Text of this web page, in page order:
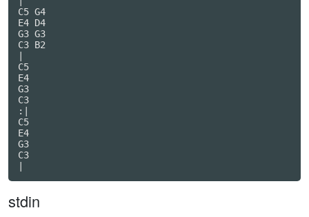
C5 G4
E4 D4
G3 G3
C3 B2
C5
E4
G3
C3
:|
C5
E4
G3
C3
stdin